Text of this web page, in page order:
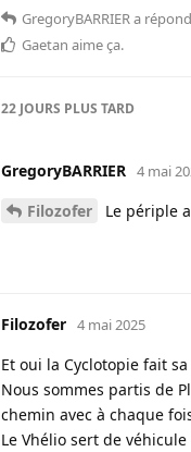
GregoryBARRIERa
Gaetan aime ça.
22 JOURS PLUS TARD
GregoryBARRIER 4 mai
Filozofer Le périple
Filozofer 4 mai 2025
Et oui la Cyclotopie fait
Nous sommes partis de
chemin avec à chaque
Le Vhélio sert de